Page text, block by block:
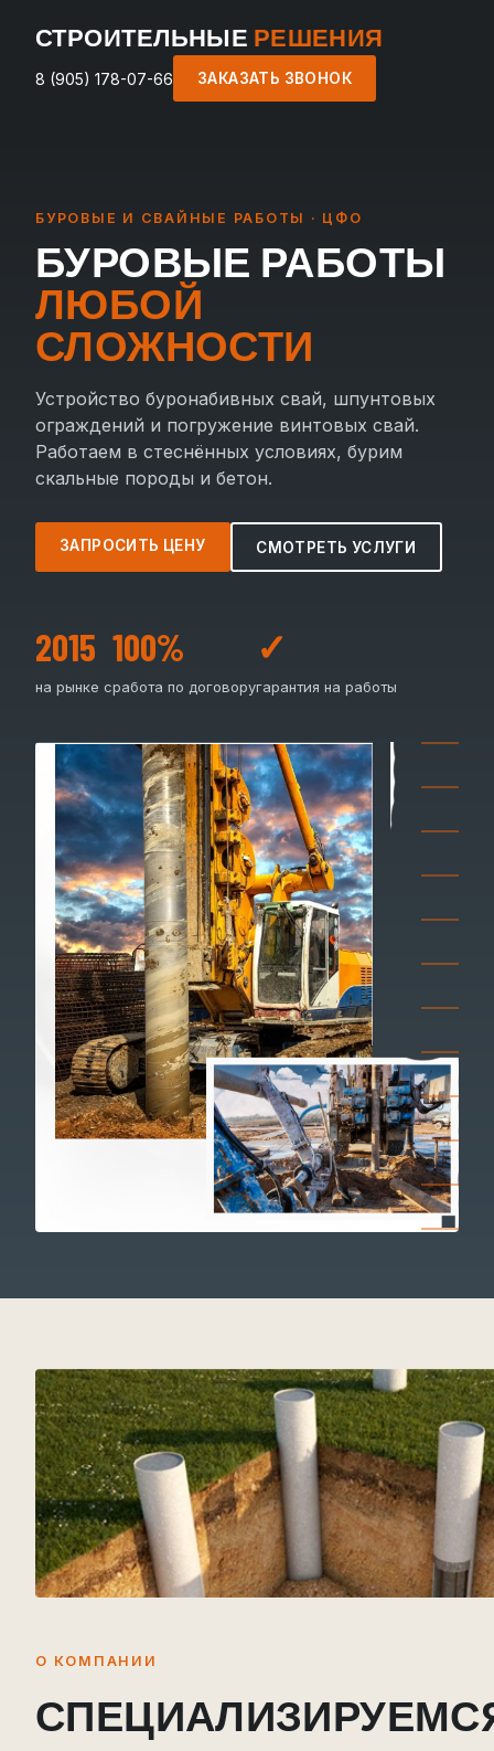
СТРОИТЕЛЬНЫЕ РЕШЕНИЯ
8 (905) 178-07-66 ЗАКАЗАТЬ ЗВОНОК
БУРОВЫЕ И СВАЙНЫЕ РАБОТЫ · ЦФО
БУРОВЫЕ РАБОТЫ
ЛЮБОЙ
СЛОЖНОСТИ
Устройство буронабивных свай, шпунтовых
ограждений и погружение винтовых свай.
Работаем в стеснённых условиях, бурим
скальные породы и бетон.
ЗАПРОСИТЬ ЦЕНУ СМОТРЕТЬ УСЛУГИ
2015
на рынке с
100%
работа по договору
✓
гарантия на работы
О КОМПАНИИ